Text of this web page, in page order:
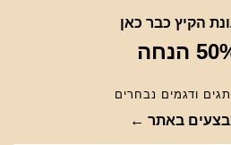
הקיץ כבר כאן
ודגמים נבחרים
באתר ←